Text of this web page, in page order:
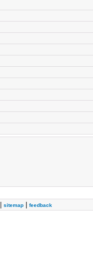
sitemap| feedback